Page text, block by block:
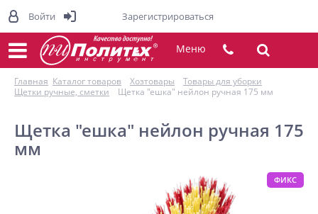
Меню
Главная Каталог товаров Хозтовары
Товары для уборки
Щетки ручные, сметки
Щетка "ешка" нейлон ручная 175 мм
Щетка "ешка" нейлон ручная 175
мм
ФИКС
Войти Зарегистрироваться